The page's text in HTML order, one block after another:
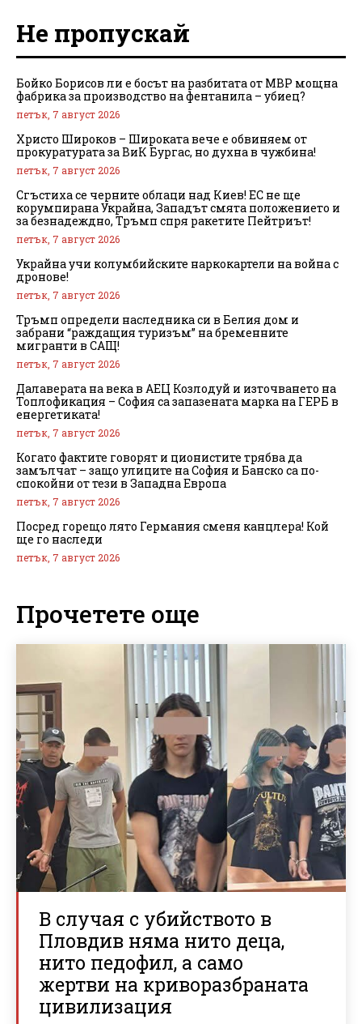
Не пропускай
Бойко Борисов ли е босът на разбитата от МВР мощна
фабрика за производство на фентанила – убиец?
петък, 7 август 2026
Христо Широков – Широката вече е обвиняем от
прокуратурата за ВиК Бургас, но духна в чужбина!
петък, 7 август 2026
Сгъстиха се черните облаци над Киев! ЕС не ще
корумпирана Украйна, Западът смята положението и
за безнадеждно, Тръмп спря ракетите Пейтриът!
петък, 7 август 2026
Украйна учи колумбийските наркокартели на война с
дронове!
петък, 7 август 2026
Тръмп определи наследника си в Белия дом и
забрани “раждащия туризъм” на бременните
мигранти в САЩ!
петък, 7 август 2026
Далаверата на века в АЕЦ Козлодуй и източването на
Топлофикация – София са запазената марка на ГЕРБ в
енергетиката!
петък, 7 август 2026
Когато фактите говорят и ционистите трябва да
замълчат – защо улиците на София и Банско са по-
спокойни от тези в Западна Европа
петък, 7 август 2026
Посред горещо лято Германия сменя канцлера! Кой
ще го наследи
петък, 7 август 2026
Прочетете още
В случая с убийството в
Пловдив няма нито деца,
нито педофил, а само
жертви на криворазбраната
цивилизация